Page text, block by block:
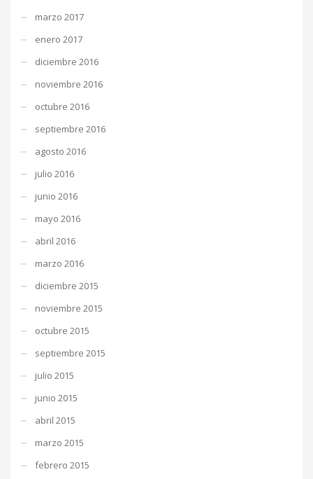
marzo 2017
enero 2017
diciembre 2016
noviembre 2016
octubre 2016
septiembre 2016
agosto 2016
julio 2016
junio 2016
mayo 2016
abril 2016
marzo 2016
diciembre 2015
noviembre 2015
octubre 2015
septiembre 2015
julio 2015
junio 2015
abril 2015
marzo 2015
febrero 2015